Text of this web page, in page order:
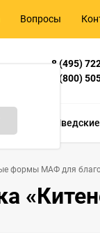
Вопросы
8 (495)
8 (800)
формы МАФ для